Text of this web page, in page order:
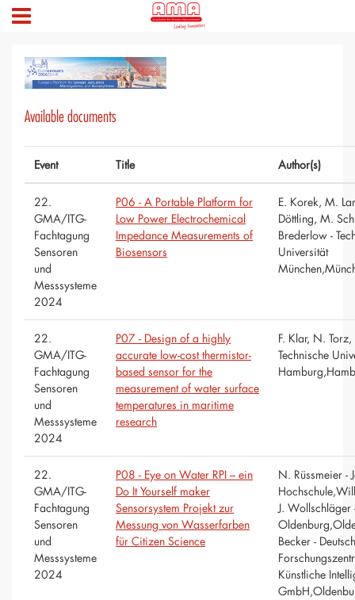
Available documents
Event Title Author(s)
22.
GMA/ITG-
Fachtagung
Sensoren
und
Messsysteme
2024
P06 - A Portable Platform for
Low Power Electrochemical
Impedance Measurements of
Biosensors
E. Korek, M.
Döttling, M.
Brederlow -
Universität
22.
GMA/ITG-
Fachtagung
Sensoren
und
Messsysteme
2024
P07 - Design of a highly
accurate low-cost thermistor-
based sensor for the
measurement of water surface
temperatures in maritime
research
F. Klar, N. Torz,
Technische
22.
GMA/ITG-
Fachtagung
Sensoren
und
Messsysteme
2024
P08 - Eye on Water RPI – ein
Do It Yourself maker
Sensorsystem Projekt zur
Messung von Wasserfarben
für Citizen Science
N. Rüssmeier -
J. Wollschläger
Becker -
Künstliche